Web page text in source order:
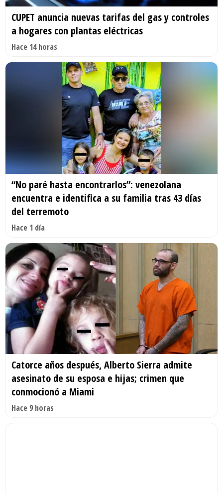
CUPET anuncia nuevas tarifas del gas y controles
a hogares con plantas eléctricas
Hace 14 horas
“No paré hasta encontrarlos”: venezolana
encuentra e identifica a su familia tras 43 días
del terremoto
Hace 1 día
Catorce años después, Alberto Sierra admite
asesinato de su esposa e hijas; crimen que
conmocionó a Miami
Hace 9 horas